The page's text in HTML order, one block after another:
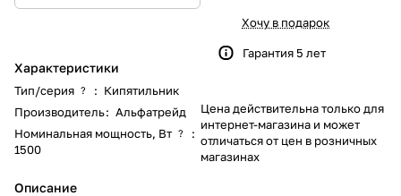
Характеристики
Тип/серия ? : Кипятильник
Производитель: Альфатрейд
Номинальная мощность, Вт ?
:
1500
Описание
Хочу в подарок
Гарантия 5 лет
Цена действительна только для
интернет-магазина и может
отличаться от цен в розничных
магазинах